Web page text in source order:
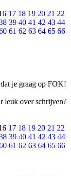
17 18 19 20 21 22
39 40 41 42 43 44
61 62 63 64 65 66
je graag op FOK!
leuk over schrijven?
17 18 19 20 21 22
39 40 41 42 43 44
61 62 63 64 65 66